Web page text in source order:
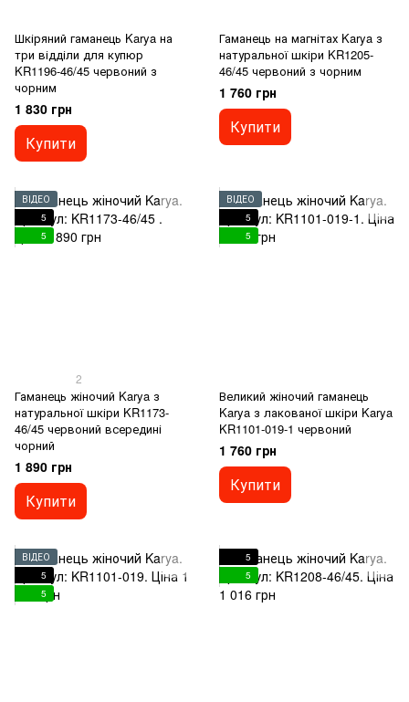
Шкіряний гаманець Karya на
три відділи для купюр
KR1196-46/45 червоний з
чорним
1 830 грн
Купити
Гаманець на магнітах Karya з
натуральної шкіри KR1205-
46/45 червоний з чорним
1 760 грн
Купити
ВІДЕО
5
5
2
Гаманець жіночий Karya з
натуральної шкіри KR1173-
46/45 червоний всередині
чорний
1 890 грн
Купити
ВІДЕО
5
5
Великий жіночий гаманець
Karya з лакованої шкіри Karya
KR1101-019-1 червоний
1 760 грн
Купити
ВІДЕО
5
5
5
5